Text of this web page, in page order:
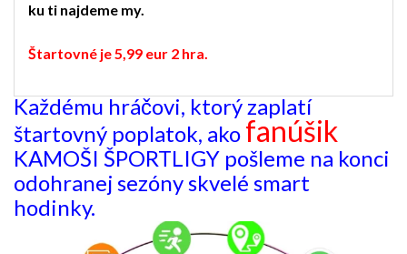
ku ti najdeme my.
Štartovné je 5,99 eur 2 hra.
Každému hráčovi, ktorý zaplatí
štartovný poplatok, ako fanúšik
KAMOŠI ŠPORTLIGY pošleme na konci
odohranej sezóny skvelé smart
hodinky.